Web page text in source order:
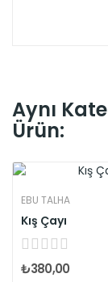
Aynı
Ürün:
EBU TALHA
Kış Çayı
₺380,00